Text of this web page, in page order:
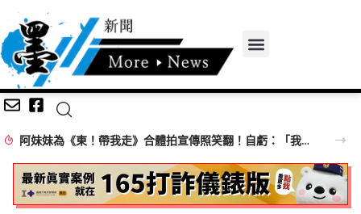
阿妹妹為《東！帶我走》合體拍宣傳照笑翻！自虧：「我們有生鏽嗎？」 30年後竟變肚子先碰肚子